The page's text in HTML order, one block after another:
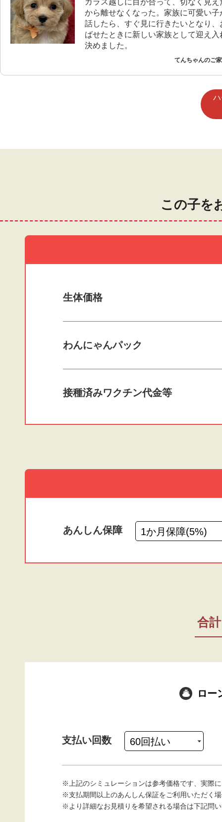
ガラス越しに目が合って、切なく見え
から離せなくなった。家族に可愛い子
話したら、すぐ見に行きたいとなり、
ばせたときに新しい家族として迎え入
決めました。
てんちゃんのご
この子を
生体価格
わんにゃんパック
接種済みワクチン代金等
あんしん保障
合計
ロー
支払い回数
※上記のシミュレーションは参考価格です、実際
※支払期間以上のあんしん保証をご利用いただく
※より詳細なお見積りを希望される場合は下記問